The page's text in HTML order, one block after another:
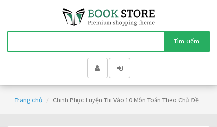
Tìm kiếm
Trang chủ Chinh Phục Luyện Thi Vào 10 Môn Toán Theo Chủ Đề